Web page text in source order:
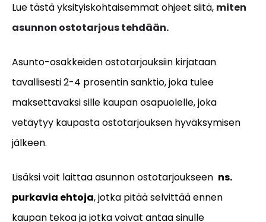
Lue tästä yksityiskohtaisemmat ohjeet siitä, miten
asunnon ostotarjous tehdään.
Asunto-osakkeiden ostotarjouksiin kirjataan
tavallisesti 2-4 prosentin sanktio, joka tulee
maksettavaksi sille kaupan osapuolelle, joka
vetäytyy kaupasta ostotarjouksen hyväksymisen
jälkeen.
Lisäksi voit laittaa asunnon ostotarjoukseen ns.
purkavia ehtoja, jotka pitää selvittää ennen
kaupan tekoa ja jotka voivat antaa sinulle